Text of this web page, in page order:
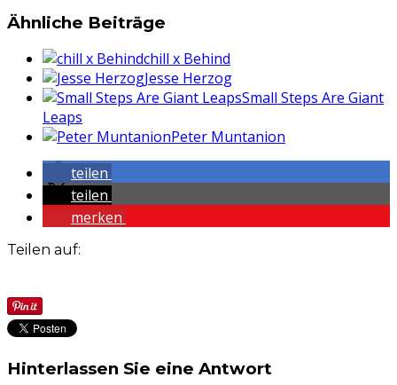
Ähnliche Beiträge
chill x Behind
Jesse Herzog
Small Steps Are Giant
Leaps
Peter Muntanion
teilen
teilen
merken
Teilen auf:
Hinterlassen Sie eine Antwort